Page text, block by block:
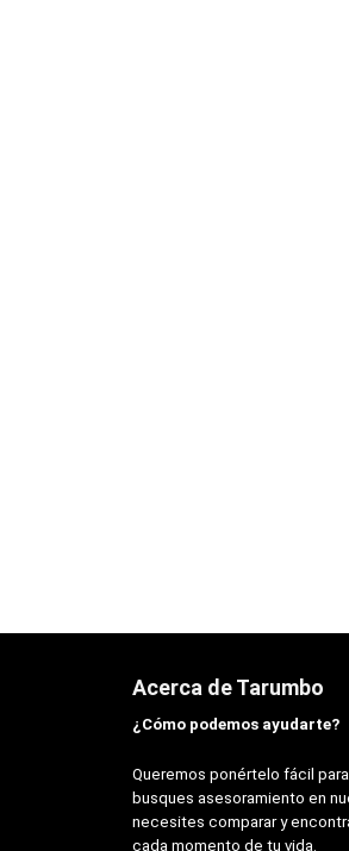
Acerca de Tarumbo
¿Cómo podemos ayudarte?
Queremos ponértelo fácil
busques asesoramiento en
necesites comparar y
cada momento de tu vida.